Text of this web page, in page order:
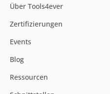
Über Tools4ever
Zertifizierungen
Events
Blog
Ressourcen